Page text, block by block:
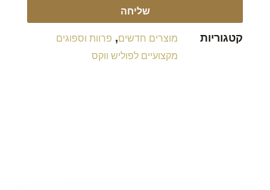
שליחה
קטגוריות מוצרים חדשים, פרוות וספוגים
מקצועיים לפוליש ווקס